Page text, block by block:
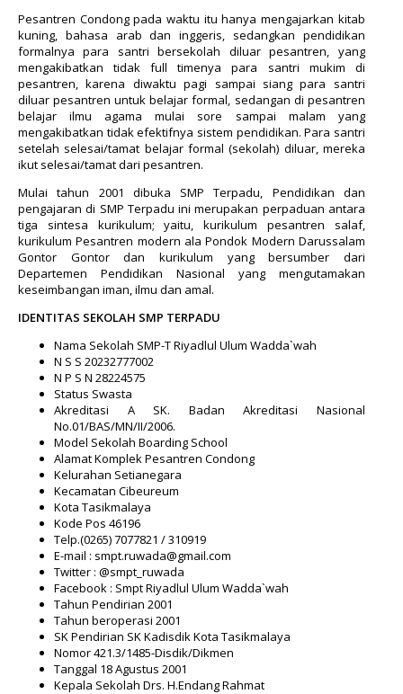
Pesantren Condong pada waktu itu hanya mengajarkan kitab
kuning, bahasa arab dan inggeris, sedangkan pendidikan
formalnya para santri bersekolah diluar pesantren, yang
mengakibatkan tidak full timenya para santri mukim di
pesantren, karena diwaktu pagi sampai siang para santri
diluar pesantren untuk belajar formal, sedangan di pesantren
belajar ilmu agama mulai sore sampai malam yang
mengakibatkan tidak efektifnya sistem pendidikan.Para santri
setelah selesai/tamat belajar formal (sekolah) diluar, mereka
ikut selesai/tamat dari pesantren.
Mulai tahun 2001 dibuka SMP Terpadu, Pendidikan dan
pengajaran di SMP Terpadu ini merupakan perpaduan antara
tiga sintesa kurikulum; yaitu, kurikulum pesantren salaf,
kurikulum Pesantren modern ala Pondok Modern Darussalam
Gontor Gontor dan kurikulum yang bersumber dari
Departemen Pendidikan Nasional yang mengutamakan
keseimbangan iman, ilmu dan amal.
IDENTITAS SEKOLAH SMP TERPADU
Nama Sekolah SMP-T Riyadlul Ulum Wadda`wah
N S S 20232777002
N P S N 28224575
Status Swasta
Akreditasi A SK. Badan Akreditasi Nasional
No.01/BAS/MN/II/2006.
Model Sekolah Boarding School
Alamat Komplek Pesantren Condong
Kelurahan Setianegara
Kecamatan Cibeureum
Kota Tasikmalaya
Kode Pos 46196
Telp.(0265) 7077821 / 310919
E-mail : smpt.ruwada@gmail.com
Twitter : @smpt_ruwada
Facebook : Smpt Riyadlul Ulum Wadda`wah
Tahun Pendirian 2001
Tahun beroperasi 2001
SK Pendirian SK Kadisdik Kota Tasikmalaya
Nomor 421.3/1485-Disdik/Dikmen
Tanggal 18 Agustus 2001
Kepala Sekolah Drs. H.Endang Rahmat